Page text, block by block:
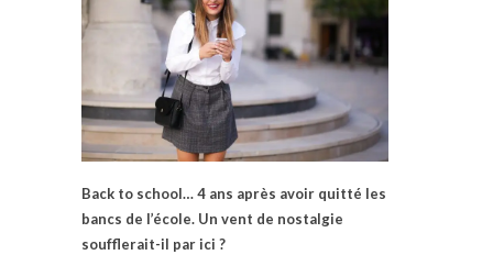
Back to school… 4 ans après avoir quitté les
bancs de l’école. Un vent de nostalgie
soufflerait-il par ici ?